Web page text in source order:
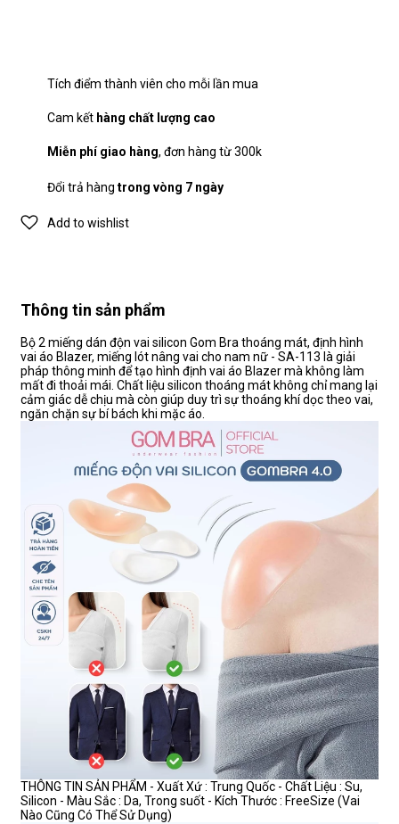
Cam kết hàng chất lượng cao
Miễn phí giao hàng, đơn hàng từ 300k
Đổi trả hàng trong vòng 7 ngày
Add to wishlist
Tích điểm thành viên cho mỗi lần mua
Thông tin sản phẩm
Bộ 2 miếng dán độn vai silicon Gom Bra thoáng mát, định hình
vai áo Blazer, miếng lót nâng vai cho nam nữ - SA-113 là giải
pháp thông minh để tạo hình định vai áo Blazer mà không làm
mất đi thoải mái. Chất liệu silicon thoáng mát không chỉ mang lại
cảm giác dễ chịu mà còn giúp duy trì sự thoáng khí dọc theo vai,
ngăn chặn sự bí bách khi mặc áo.
THÔNG TIN SẢN PHẨM - Xuất Xứ : Trung Quốc - Chất Liệu : Su,
Silicon - Màu Sắc : Da, Trong suốt - Kích Thước : FreeSize (Vai
Nào Cũng Có Thể Sử Dụng)